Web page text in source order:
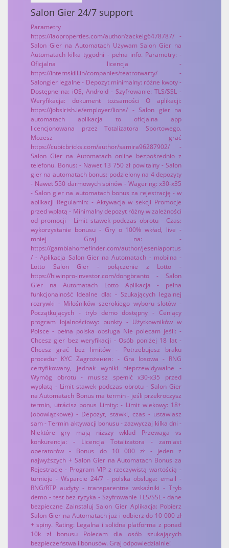
Salon Gier 24/7 support
Parametry
https://laoproperties.com/author/zackelg6478787/ -
Salon Gier na Automatach Używam Salon Gier na
Automatach kilka tygodni - pełna info. Parametry: -
Oficjalna licencja -
https://internskill.in/companies/teatrotwarty/ -
Salongier legalne - Depozyt minimalny: różne kwoty -
Dostępne na: iOS, Android - Szyfrowanie: TLS/SSL -
Weryfikacja: dokument tożsamości O aplikacji:
https://jobsirish.ie/employer/lions/ - Salon gier na
automatach aplikacja to oficjalna app
licencjonowana przez Totalizatora Sportowego.
Możesz grać
https://cubicbricks.com/author/samira96287902/ -
Salon Gier na Automatach online bezpośrednio z
telefonu. Bonus: - Nawet 13 750 zł powitalny - Salon
gier na automatach bonus: podzielony na 4 depozyty
- Nawet 550 darmowych spinów - Wagering: x30-x35
- Salon gier na automatach bonus za rejestrację - w
aplikacji Regulamin: - Aktywacja w sekcji Promocje
przed wpłatą - Minimalny depozyt różny w zależności
od promocji - Limit stawek podczas obrotu - Czas:
wykorzystanie bonusu - Gry o 100% wkład, live -
mniej Graj na: -
https://gambiahomefinder.com/author/jeseniaportus
/ - Aplikacja Salon Gier na Automatach - mobilna -
Lotto Salon Gier - połączenie z Lotto -
https://hiwinpro-investor.com/dongbranto - Salon
Gier na Automatach Lotto Aplikacja - pełna
funkcjonalność Idealne dla: - Szukających legalnej
rozrywki - Miłośników szerokiego wyboru slotów -
Początkujących - tryb demo dostępny - Ceniący
program lojalnościowy: punkty - Użytkowników w
Polsce - pełna polska obsługa Nie polecam jeśli: -
Chcesz gier bez weryfikacji - Osób poniżej 18 lat -
Chcesz grać bez limitów - Potrzebujesz braku
procedur KYC Zagrożения: - Gra losowa - RNG
certyfikowany, jednak wyniki nieprzewidywalne -
Wymóg obrotu - musisz spełnić x30-x35 przed
wypłatą - Limit stawek podczas obrotu - Salon Gier
na Automatach Bonus ma termin - jeśli przekroczysz
termin, utrácisz bonus Limity: - Limit wiekowy: 18+
(obowiązkowe) - Depozyt, stawki, czas - ustawiasz
sam - Termin aktywacji bonusu - zazwyczaj kilka dni -
Niektóre gry mają niższy wkład Przewaga vs
konkurencja: - Licencja Totalizatora - zamiast
operatorów - Bonus do 10 000 zł - jeden z
najwyższych + Salon Gier na Automatach Bonus za
Rejestrację - Program VIP z rzeczywistą wartością -
turnieje - Wsparcie 24/7 - polska obsługa: email -
RNG/RTP audyty - transparentne wskaźniki - Tryb
demo - test bez ryzyka - Szyfrowanie TLS/SSL - dane
bezpieczne Zainstaluj Salon Gier Aplikacja: Pobierz
Salon Gier na Automatach już i odbierz do 10 000 zł
+ spiny. Rating: Legalna i solidna platforma z ponad
10k zł bonusu Polecam dla osób szukających
bezpieczeństwa i bonusów. Graj odpowiedzialnie!